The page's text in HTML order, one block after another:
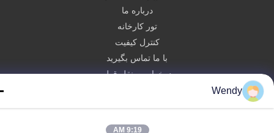
درباره ما
تور کارخانه
کنترل کیفیت
با ما تماس بگیرید
درخواست نقل قول
Zhengzhou Rainbow International Wood Co., Ltd.
Wendy
9:19 AM